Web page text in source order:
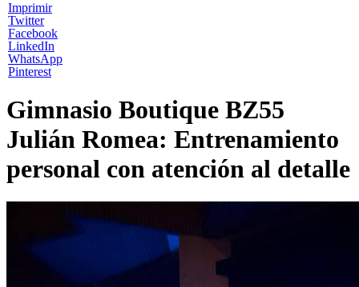
Imprimir
Twitter
Facebook
LinkedIn
WhatsApp
Pinterest
Gimnasio Boutique BZ55
Julián Romea: Entrenamiento
personal con atención al detalle